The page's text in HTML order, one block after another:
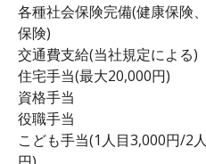
各種社会保険完備(健康保険
保険)
交通費支給(当社規定による)
住宅手当(最大20,000円)
資格手当
役職手当
こども手当(1人目3,000円/2